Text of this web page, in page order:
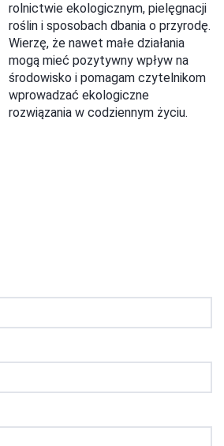
rolnictwie ekologicznym, pielęgnacji
roślin i sposobach dbania o przyrodę.
Wierzę, że nawet małe działania
mogą mieć pozytywny wpływ na
środowisko i pomagam czytelnikom
wprowadzać ekologiczne
rozwiązania w codziennym życiu.